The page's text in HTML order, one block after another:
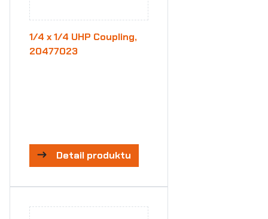
1/4 x 1/4 UHP Coupling,
20477023
Detail produktu